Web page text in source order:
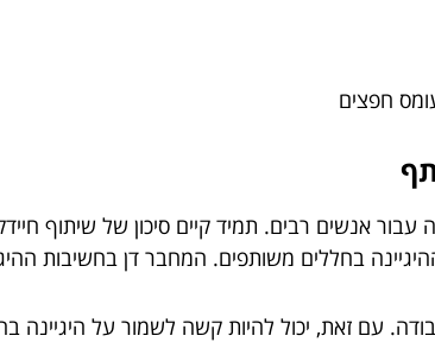
חפצים
עבור אנשים רבים. תמיד קיים סיכון של שיתוף
בחללים משותפים. המחבר דן בחשיבות
עם זאת, יכול להיות קשה לשמור על היגיינה